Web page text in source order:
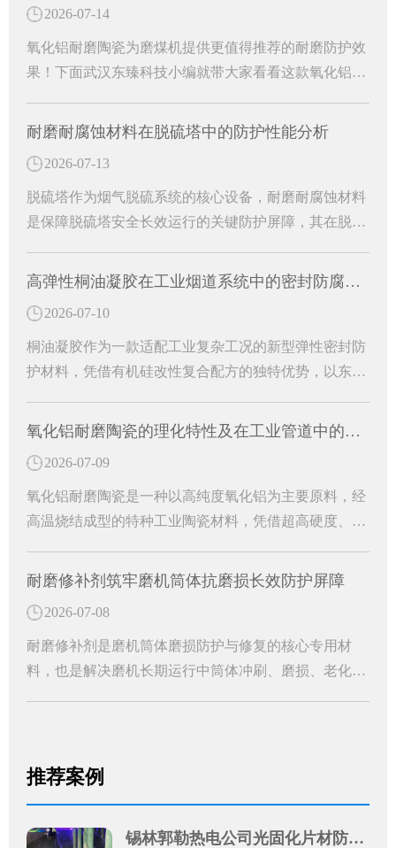
2026-07-14
氧化铝耐磨陶瓷为磨煤机提供更值得推荐的耐磨防护效
果！下面武汉东臻科技小编就带大家看看这款氧化铝耐
耐磨耐腐蚀材料在脱硫塔中的防护性能分析
2026-07-13
脱硫塔作为烟气脱硫系统的核心设备，耐磨耐腐蚀材料
是保障脱硫塔安全长效运行的关键防护屏障，其在脱硫
构适配与运维降本等多个方面。
高弹性桐油凝胶在工业烟道系统中的密封防腐研究
2026-07-10
桐油凝胶作为一款适配工业复杂工况的新型弹性密封防
护材料，凭借有机硅改性复合配方的独特优势，以东臻
运行中的各类病害难题。
氧化铝耐磨陶瓷的理化特性及在工业管道中的防护作用
2026-07-09
氧化铝耐磨陶瓷是一种以高纯度氧化铝为主要原料，经
高温烧结成型的特种工业陶瓷材料，凭借超高硬度、超
管道防护的核心耐磨材料。能够从根源上解决管道磨损
命，是工业管道长效防护的关键配件。
耐磨修补剂筑牢磨机筒体抗磨损长效防护屏障
2026-07-08
耐磨修补剂是磨机筒体磨损防护与修复的核心专用材
料，也是解决磨机长期运行中筒体冲刷、磨损、老化问
推荐案例
锡林郭勒热电公司光固化片材防腐案例